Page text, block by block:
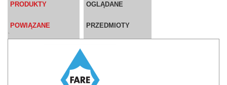
PRODUKTY
POWIĄZANE
OGLĄDANE
PRZEDMIOTY
`